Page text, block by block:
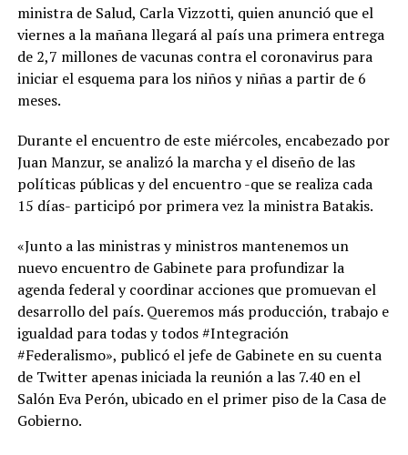
ministra de Salud, Carla Vizzotti, quien anunció que el
viernes a la mañana llegará al país una primera entrega
de 2,7 millones de vacunas contra el coronavirus para
iniciar el esquema para los niños y niñas a partir de 6
meses.
Durante el encuentro de este miércoles, encabezado por
Juan Manzur, se analizó la marcha y el diseño de las
políticas públicas y del encuentro -que se realiza cada
15 días- participó por primera vez la ministra Batakis.
«Junto a las ministras y ministros mantenemos un
nuevo encuentro de Gabinete para profundizar la
agenda federal y coordinar acciones que promuevan el
desarrollo del país. Queremos más producción, trabajo e
igualdad para todas y todos #Integración
#Federalismo», publicó el jefe de Gabinete en su cuenta
de Twitter apenas iniciada la reunión a las 7.40 en el
Salón Eva Perón, ubicado en el primer piso de la Casa de
Gobierno.